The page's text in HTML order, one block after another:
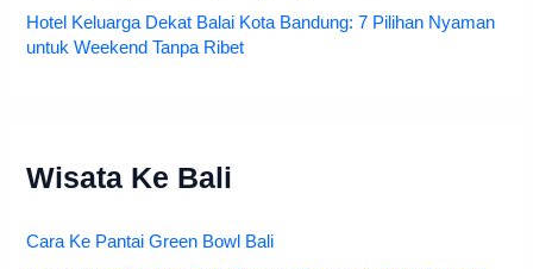
Hotel Keluarga Dekat Balai Kota Bandung: 7 Pilihan Nyaman
untuk Weekend Tanpa Ribet
Wisata Ke Bali
Cara Ke Pantai Green Bowl Bali